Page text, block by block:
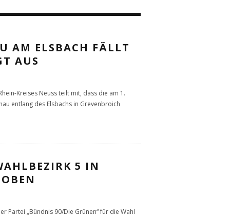
AM ELSBACH FÄLLT
AUS
Kreises Neuss teilt mit, dass die am 1.
entlang des Elsbachs in Grevenbroich
5 IN
Partei „Bündnis 90/Die Grünen“ für die Wahl